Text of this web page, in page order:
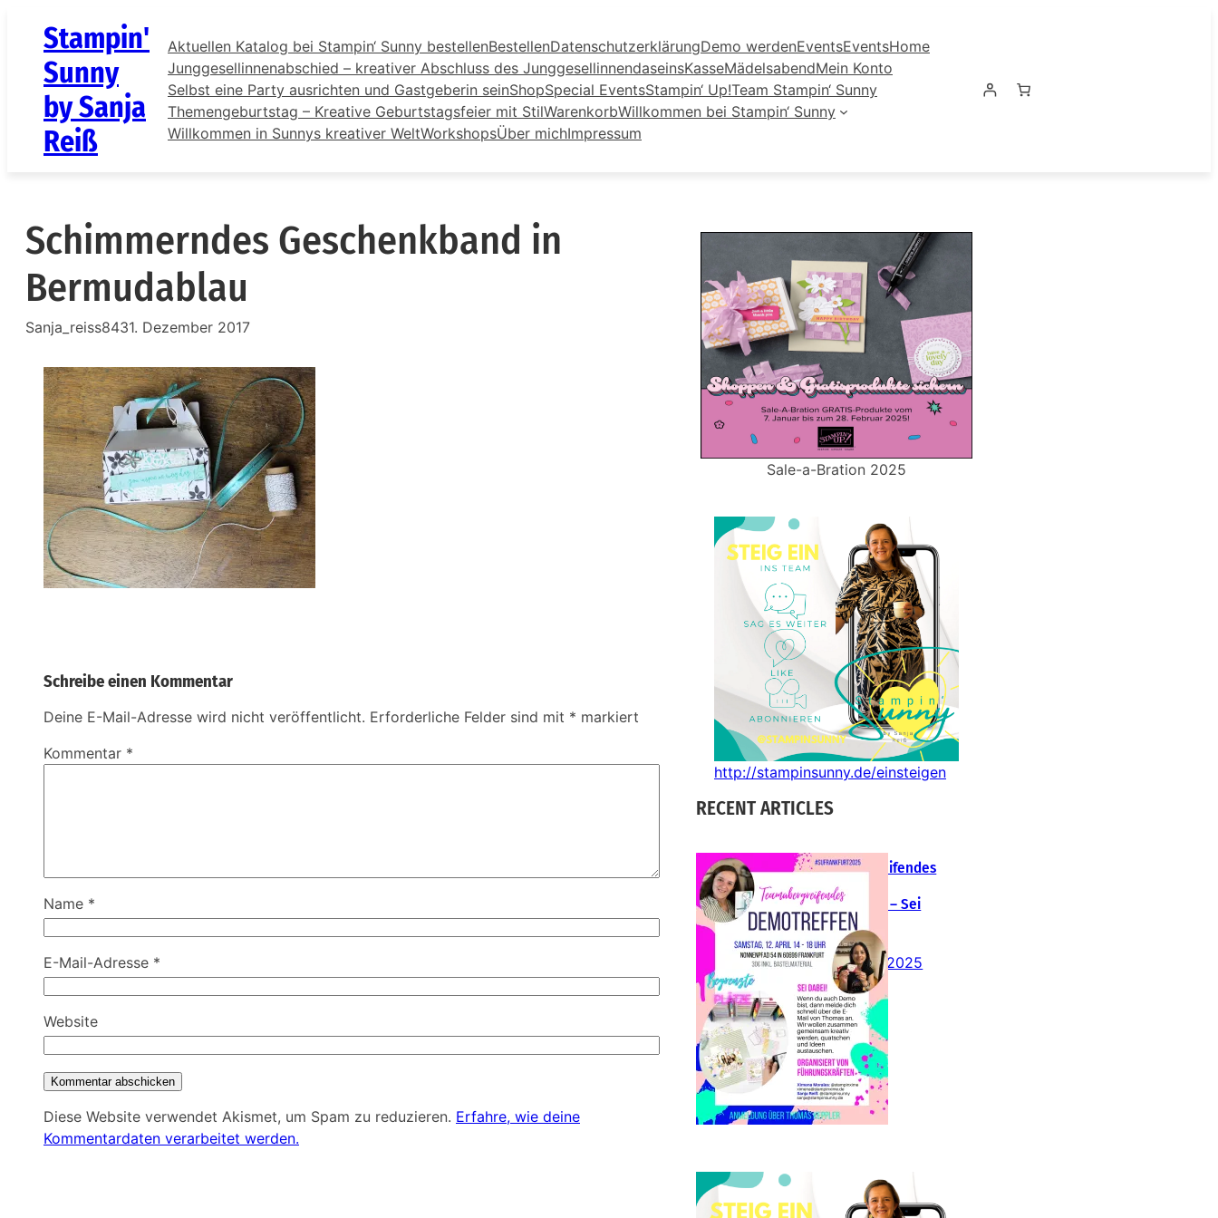
springen
Stampin'
Sunny
by Sanja
Reiß
Aktuellen Katalog bei Stampin‘ Sunny bestellenBestellenDatenschutzerklärungDemo werdenEventsEventsHome
Junggesellinnenabschied – kreativer Abschluss des JunggesellinnendaseinsKasseMädelsabendMein Konto
Selbst eine Party ausrichten und Gastgeberin seinShopSpecial EventsStampin‘ Up!Team Stampin‘ Sunny
Themengeburtstag – Kreative Geburtstagsfeier mit StilWarenkorbWillkommen bei Stampin‘ Sunny
Willkommen in Sunnys kreativer WeltWorkshopsÜber michImpressum
Schimmerndes Geschenkband in
Bermudablau
Sanja_reiss8431. Dezember 2017
Schreibe einen Kommentar
Deine E-Mail-Adresse wird nicht veröffentlicht. Erforderliche Felder sind mit * markiert
Kommentar *
Name *
E-Mail-Adresse *
Website
Diese Website verwendet Akismet, um Spam zu reduzieren. Erfahre, wie deine
Kommentardaten verarbeitet werden.
Sale-a-Bration 2025
http://stampinsunny.de/einsteigen
RECENT ARTICLES
Teamübergreifendes
Stampin‘ Up!
Demotreffen – Sei
dabei!
26. Februar 2025
Einsteigen 2025 im
Team Stampin‘ Sunny